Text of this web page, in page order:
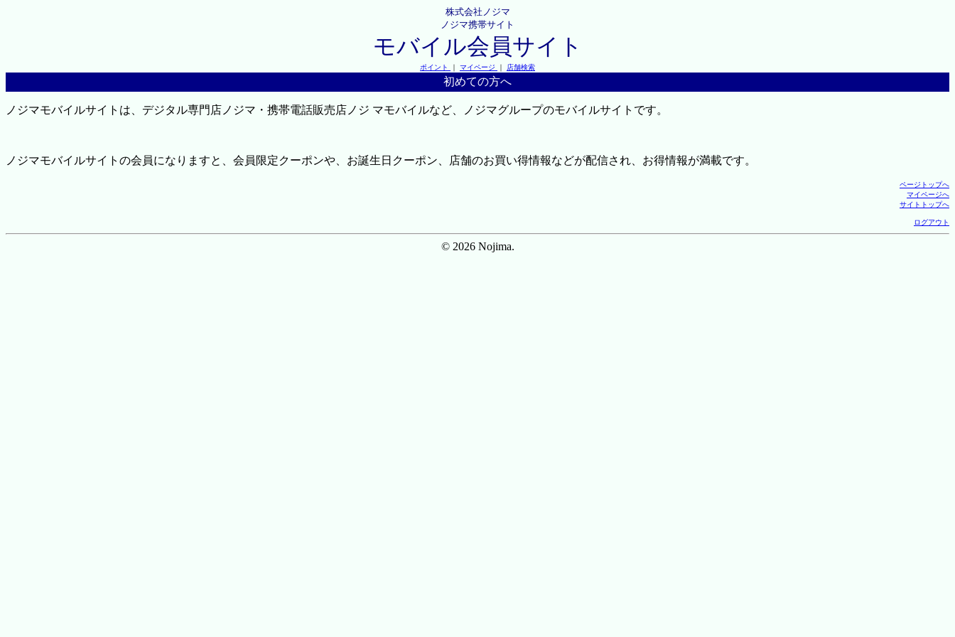
株式会社ノジマ
ノジマ携帯サイト
モバイル会員サイト
ポイント ｜ マイページ ｜ 店舗検索
初めての方へ
ノジマモバイルサイトは、デジタル専門店ノジマ・携帯電話販売店ノジ マモバイルなど、ノジマグループのモバイルサイトです。
ノジマモバイルサイトの会員になりますと、会員限定クーポンや、お誕生日クーポン、店舗のお買い得情報などが配信され、お得情報が満載です。
ページトップへ
マイページへ
サイトトップへ
ログアウト
© 2026 Nojima.